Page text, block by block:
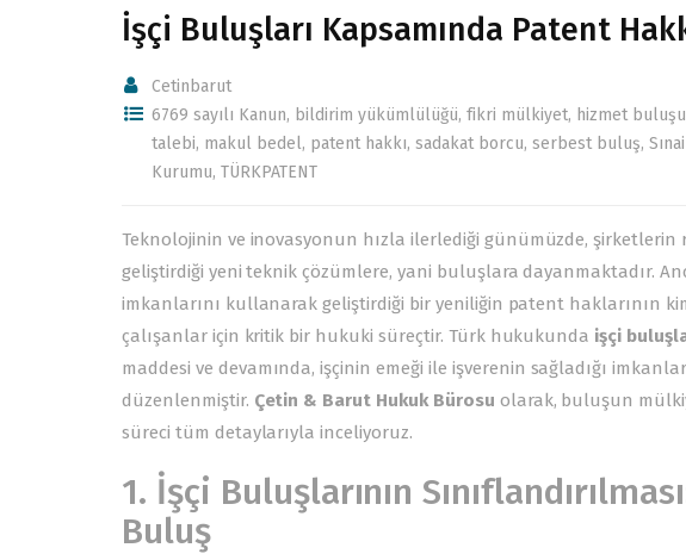
İşçi Buluşları Kapsamında Patent
Cetinbarut
6769 sayılı Kanun, bildirim yükümlülüğü, fikri mülkiyet, hizmet buluşu
talebi, makul bedel, patent hakkı, sadakat borcu, serbest buluş,
Kurumu, TÜRKPATENT
Teknolojinin ve inovasyonun hızla ilerlediği günümüzde,
geliştirdiği yeni teknik çözümlere, yani buluşlara dayanmaktadır.
imkanlarını kullanarak geliştirdiği bir yeniliğin patent haklarının
çalışanlar için kritik bir hukuki süreçtir. Türk hukukunda işçi
maddesi ve devamında, işçinin emeği ile işverenin sağladığı
düzenlenmiştir. Çetin & Barut Hukuk Bürosu olarak, buluşun
süreci tüm detaylarıyla inceliyoruz.
1. İşçi Buluşlarının
Buluş